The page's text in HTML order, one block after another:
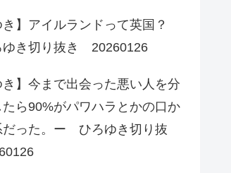
き】アイルランドって英国？
き切り抜き 20260126
き】今まで出会った悪い人を分
ら90%がパワハラとかの口か
だった。ー ひろゆき切り抜